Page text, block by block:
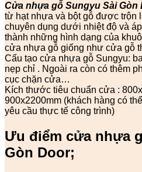
Cửa nhựa gỗ Sungyu Sài Gòn
từ hạt nhựa và bột gỗ được trộn
chuyên dụng dưới nhiệt độ và
thành những hình dạng của
cửa nhựa gỗ giống như cửa gỗ
Cấu tạo cửa nhựa gỗ Sungyu:
nẹp chỉ . Ngoài ra còn có thêm
cục chặn cửa…
Kích thước tiêu chuẩn cửa :
900x2200mm (khách hàng có
yêu cầu thực tế công trình)
Ưu điểm cửa nhựa
Gòn Door;